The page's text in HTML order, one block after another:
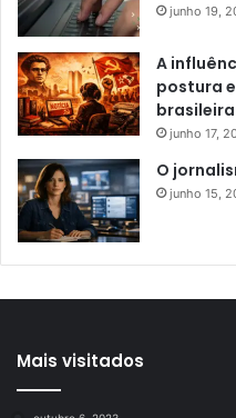
junho 19,
A
postura
brasileira
junho 17,
O
junho 15,
Mais visitados